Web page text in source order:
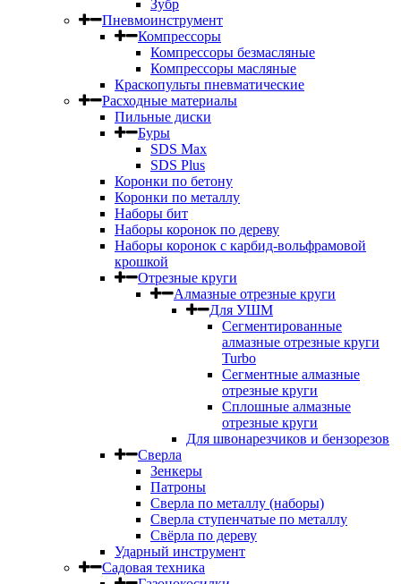
Зубр
Пневмоинструмент
Компрессоры
Компрессоры безмасляные
Компрессоры масляные
Краскопульты пневматические
Расходные материалы
Пильные диски
Буры
SDS Max
SDS Plus
Коронки по бетону
Коронки по металлу
Наборы бит
Наборы коронок по дереву
Наборы коронок с карбид-вольфрамовой
крошкой
Отрезные круги
Алмазные отрезные круги
Для УШМ
Сегментированные
алмазные отрезные круги
Turbo
Сегментные алмазные
отрезные круги
Сплошные алмазные
отрезные круги
Для швонарезчиков и бензорезов
Сверла
Зенкеры
Патроны
Сверла по металлу (наборы)
Сверла ступенчатые по металлу
Свёрла по дереву
Ударный инструмент
Садовая техника